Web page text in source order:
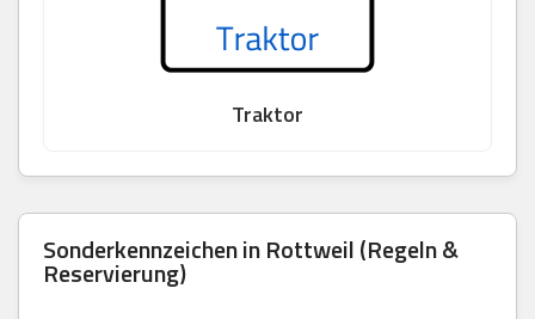
Traktor
Sonderkennzeichen in Rottweil (Regeln &
Reservierung)